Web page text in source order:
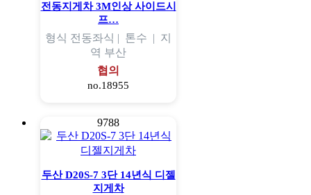
전동지게차 3M인상 사이드시
프…
형식 전동좌식 | 톤수 | 지
역 부산
협의
no.18955
9788
두산 D20S-7 3단 14년식 디젤
지게차